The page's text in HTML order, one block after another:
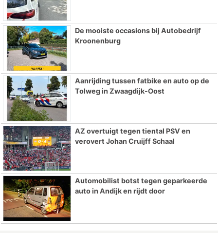
De mooiste occasions bij Autobedrijf
Kroonenburg
Aanrijding tussen fatbike en auto op de
Tolweg in Zwaagdijk-Oost
AZ overtuigt tegen tiental PSV en
verovert Johan Cruijff Schaal
Automobilist botst tegen geparkeerde
auto in Andijk en rijdt door